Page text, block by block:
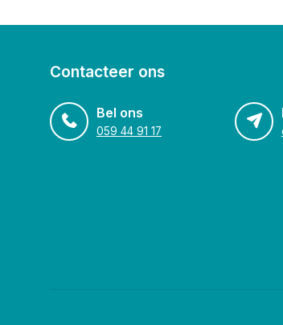
Contacteer ons
Bel ons
059 44 91 17